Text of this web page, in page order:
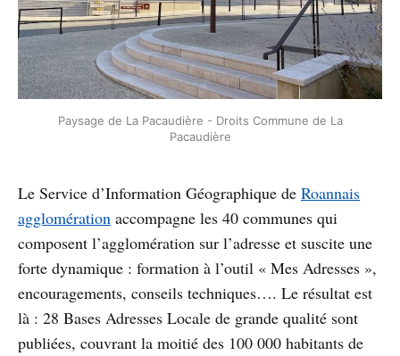
Paysage de La Pacaudière - Droits Commune de La
Pacaudière
Le Service d’Information Géographique de Roannais
agglomération accompagne les 40 communes qui
composent l’agglomération sur l’adresse et suscite une
forte dynamique : formation à l’outil « Mes Adresses »,
encouragements, conseils techniques…. Le résultat est
là : 28 Bases Adresses Locale de grande qualité sont
publiées, couvrant la moitié des 100 000 habitants de